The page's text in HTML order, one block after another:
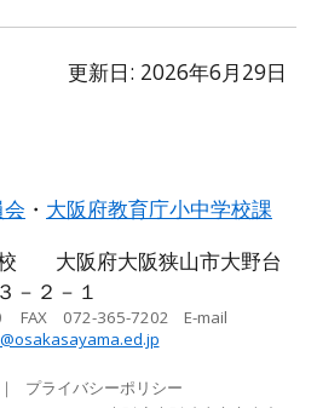
更新日: 2026年6月29日
・ 大阪府教育庁小中学校課
校 大阪府大阪狭山市大野台
３－２－１
FAX 072-365-7202 E-mail
プライバシーポリシー